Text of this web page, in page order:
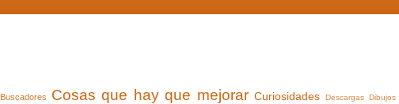
Buscadores Cosas que hay que mejorar Curiosidades Descargas Dibujos